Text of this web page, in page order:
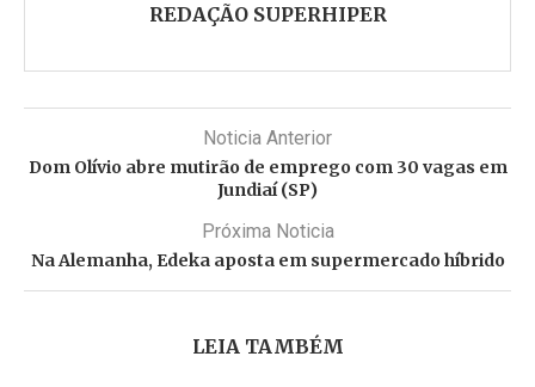
REDAÇÃO SUPERHIPER
Noticia Anterior
Dom Olívio abre mutirão de emprego com 30 vagas em
Jundiaí (SP)
Próxima Noticia
Na Alemanha, Edeka aposta em supermercado híbrido
LEIA TAMBÉM